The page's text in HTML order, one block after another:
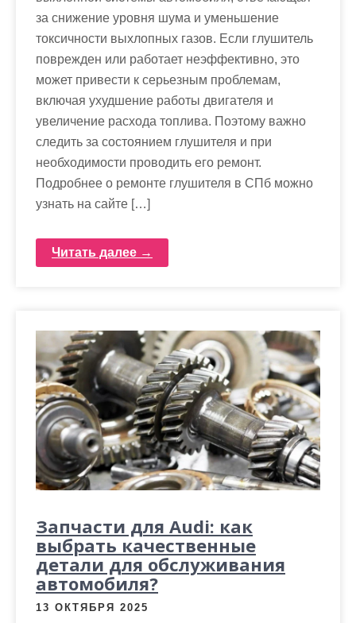
за снижение уровня шума и уменьшение
токсичности выхлопных газов. Если глушитель
поврежден или работает неэффективно, это
может привести к серьезным проблемам,
включая ухудшение работы двигателя и
увеличение расхода топлива. Поэтому важно
следить за состоянием глушителя и при
необходимости проводить его ремонт.
Подробнее о ремонте глушителя в СПб можно
узнать на сайте […]
Читать далее →
Запчасти для Audi: как
выбрать качественные
детали для обслуживания
автомобиля?
13 ОКТЯБРЯ 2025